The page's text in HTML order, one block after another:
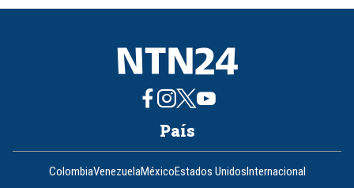
8
País
ColombiaVenezuelaMéxicoEstados UnidosInternacional